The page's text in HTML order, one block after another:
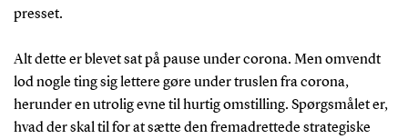
presset.
Alt dette er blevet sat på pause under corona. Men omvendt
lod nogle ting sig lettere gøre under truslen fra corona,
herunder en utrolig evne til hurtig omstilling. Spørgsmålet er,
hvad der skal til for at sætte den fremadrettede strategiske